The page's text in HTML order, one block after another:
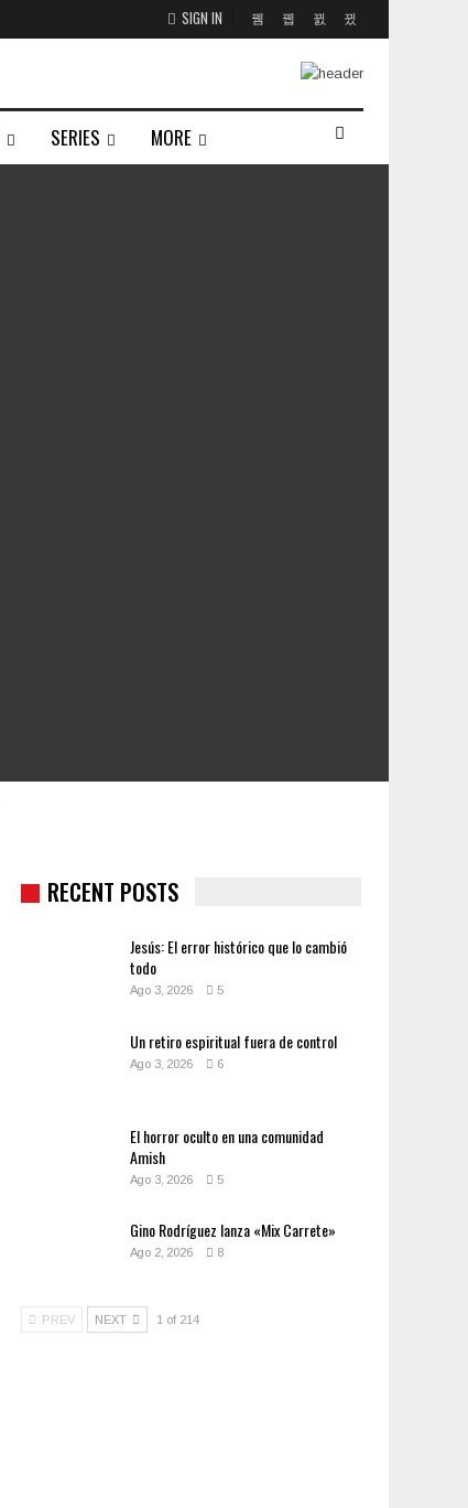
SIGN IN
SERIES MORE
RECENT POSTS
Jesús: El error histórico que lo cambió
todo
Ago 3, 2026 5
Un retiro espiritual fuera de control
Ago 3, 2026 6
El horror oculto en una comunidad
Amish
Ago 3, 2026 5
Gino Rodríguez lanza «Mix Carrete»
Ago 2, 2026 8
PREV NEXT 1 of 214